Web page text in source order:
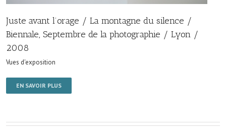
Juste avant l’orage / La montagne du silence /
Biennale, Septembre de la photographie / Lyon /
2008
Vues d'exposition
EN SAVOIR PLUS